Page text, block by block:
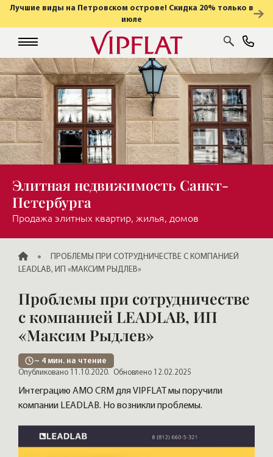
Лучшие виды на Петровском острове! Скидка 20% только в
июле
Элитная недвижимость Санкт-
Петербурга
Продажа элитных квартир, жилья, домов
ГЛАВНАЯПРОБЛЕМЫ ПРИ СОТРУДНИЧЕСТВЕ С КОМПАНИЕЙ
LEADLAB, ИП «МАКСИМ РЫДЛЕВ»
Проблемы при сотрудничестве
с компанией LEADLAB, ИП
«Максим Рыдлев»
~ 4 мин. на чтение
Опубликовано 11.10.2020. Обновлено 12.02.2025
Интеграцию АМО CRM для VIPFLAT мы поручили
компании LEADLAB. Но возникли проблемы.